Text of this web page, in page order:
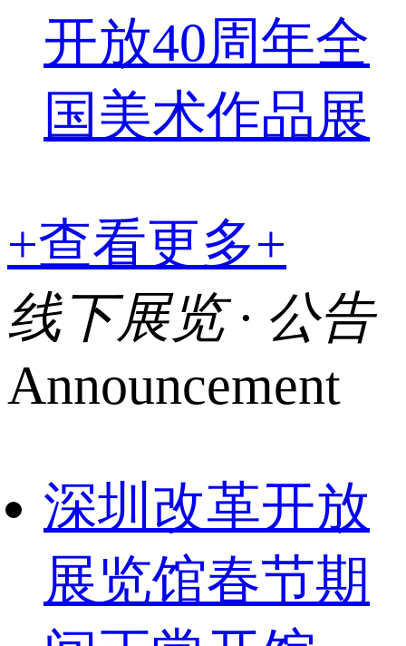
开放40周年全
国美术作品展
+查看更多+
线下展览 · 公告
Announcement
深圳改革开放
展览馆春节期